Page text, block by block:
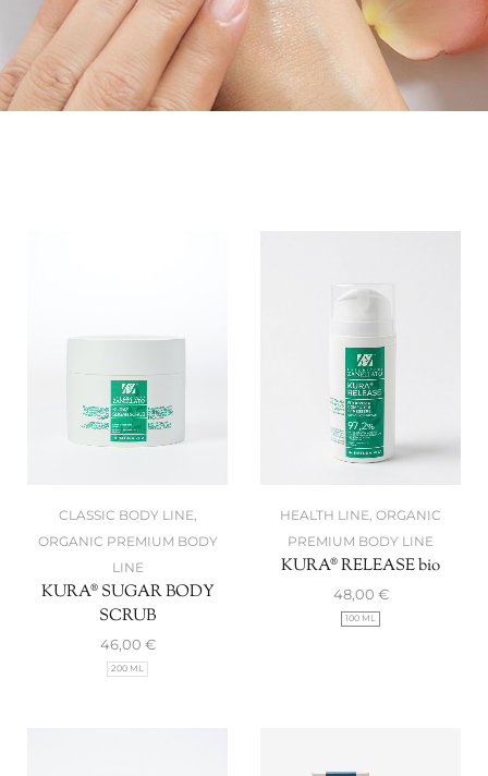
CLASSIC BODY LINE
ORGANIC PREMIUM BODY
LINE
KURA® SUGAR BODY
SCRUB
46,00 €
200 ML
HEALTH LINE ORGANIC
PREMIUM BODY LINE
KURA® RELEASE bio
48,00 €
100 ML